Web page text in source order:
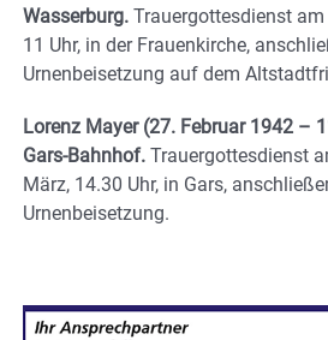
Wasserburg. Trauergottesdienst
11 Uhr, in der Frauenkirche,
Urnenbeisetzung auf dem
Lorenz Mayer (27. Februar 1942 –
Gars-Bahnhof. Trauergottesdienst
März, 14.30 Uhr, in Gars,
Urnenbeisetzung.